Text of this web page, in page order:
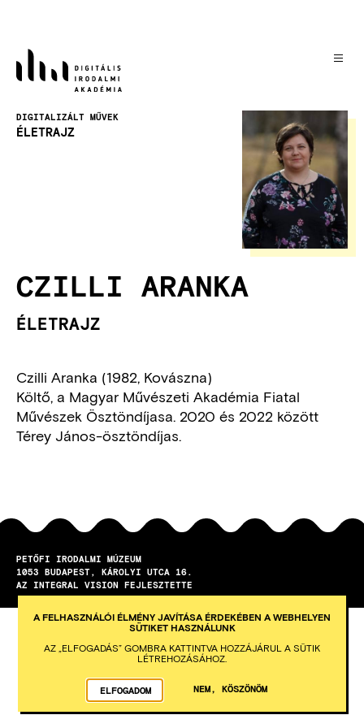
DIGITALIZÁLT MŰVEK
ÉLETRAJZ
CZILLI ARANKA
ÉLETRAJZ
Czilli Aranka (1982, Kovászna)
Költő, a Magyar Művészeti Akadémia Fiatal
Művészek Ösztöndíjasa. 2020 és 2022 között
Térey János-ösztöndíjas.
PETŐFI IRODALMI MÚZEUM
1053
BUDAPEST
KÁROLYI UTCA 16.
AZ INTEGRAL VISION FEJLESZTETTE
A FELHASZNÁLÓI ÉLMÉNY JAVÍTÁSA ÉRDEKÉBEN A WEBHELYEN
SÜTIKET HASZNÁLUNK
AZ „ELFOGADÁS” GOMBRA KATTINTVA HOZZÁJÁRUL A SÜTIK
LÉTREHOZÁSÁHOZ.
ELFOGADOM NEM, KÖSZÖNÖM